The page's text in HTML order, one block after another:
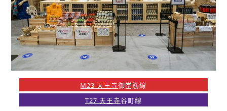
M23 天王寺御堂筋線
T27 天王寺谷町線